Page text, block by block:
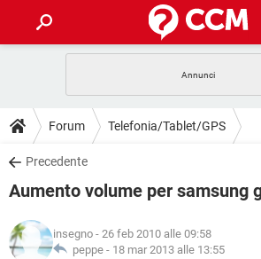
INTRATTENIMENTO ANDROID
iOS
INSTAGRAM
TIKTOK
HARDWARE
GUIDE
COVID-19 GAMING
INSTAGRAM
DOWNLOAD
COVID-19 GAMING
INTRATTENIMENTO
iOS WINDOWS
COVID-19
GLOSSARIO
Forum Telefonia/Tablet/GPS
Precedente
Aumento volume per samsung
insegno - 26 feb 2010 alle 09:58
peppe - 18 mar 2013 alle 13:55